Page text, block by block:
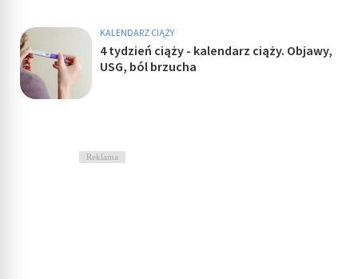
KALENDARZ CIĄŻY
4 tydzień ciąży - kalendarz ciąży. Objawy,
USG, ból brzucha
Reklama